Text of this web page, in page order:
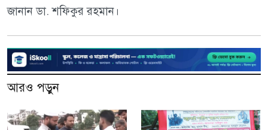
জানান ডা. শফিকুর রহমান।
আরও পড়ুন